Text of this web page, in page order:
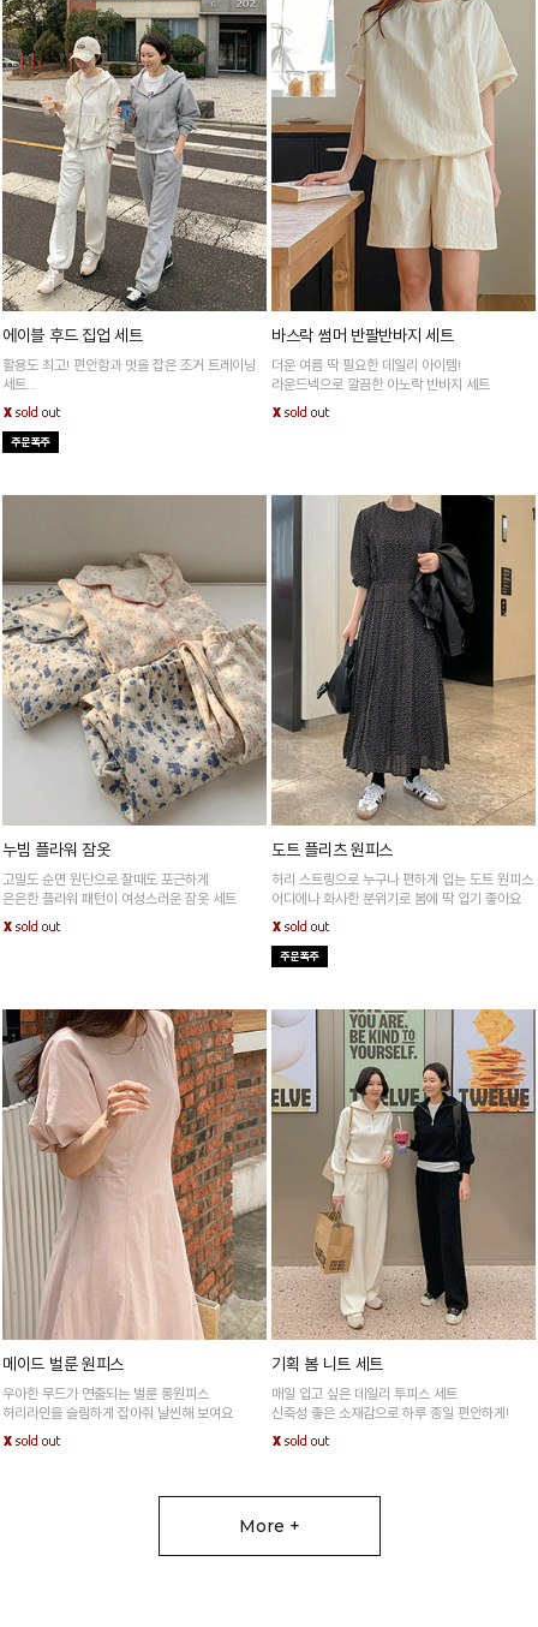
에이블 후드 집업 세트
활용도 최고! 편안함과 멋을 잡은 조거 트레이닝
세트
77까지 편안하게, 어디에나 자연스럽게 어울리는
필수템
바스락 썸머 반팔반바지 세트
더운 여름 딱 필요한 데일리 아이템!
라운드넥으로 깔끔한 아노락 반바지 세트
누빔 플라워 잠옷
고밀도 순면 원단으로 잘때도 포근하게
은은한 플라워 패턴이 여성스러운 잠옷 세트
도트 플리츠 원피스
허리 스트링으로 누구나 편하게 입는 도트 원피스
어디에나 화사한 분위기로 봄에 딱 입기 좋아요
메이드 벌룬 원피스
우아한 무드가 연출되는 벌룬 롱원피스
허리라인을 슬림하게 잡아줘 날씬해 보여요
기획 봄 니트 세트
매일 입고 싶은 데일리 투피스 세트
신축성 좋은 소재감으로 하루 종일 편안하게!
More +